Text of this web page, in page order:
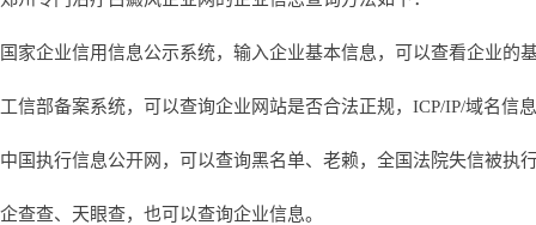
国家企业信用信息公示系统，输入企业基本信息，可以查看企业的
工信部备案系统，可以查询企业网站是否合法正规，ICP/IP/域名信
中国执行信息公开网，可以查询黑名单、老赖，全国法院失信被执
企查查、天眼查，也可以查询企业信息。